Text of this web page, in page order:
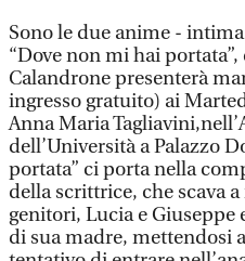
Sono le due anime -
“Dove non mi hai
Calandrone presenterà
ingresso gratuito) ai
Anna Maria
dell’Università a Palazzo
portata” ci porta nella
della scrittrice, che scava
genitori, Lucia e
di sua madre, mettendosi